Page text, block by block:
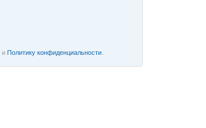
и Политику конфиденциальности.